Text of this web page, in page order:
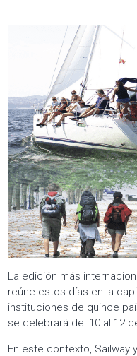
La edición más
reúne estos días en la
instituciones de quince
se celebrará del 10 al 12
En este contexto, Sailway